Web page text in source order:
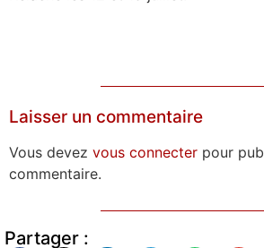
Laisser un commentaire
Vous devez vous connecter pour
commentaire.
Partager :